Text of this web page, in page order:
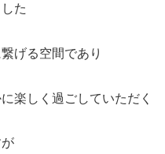
た
げる空間であり
楽しく過ごしていただく